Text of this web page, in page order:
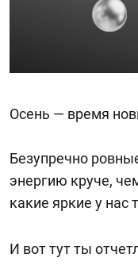
Осень — время
Безупречно
энергию круче,
какие яркие у нас
И вот тут ты